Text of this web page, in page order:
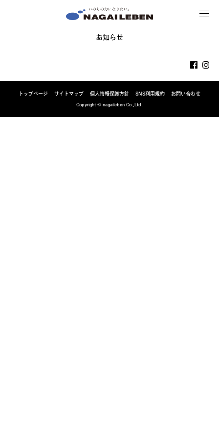
MENU
お知らせ
トップページ サイトマップ 個人情報保護方針 SNS利用規約
お問い合わせ
Copyright © nagaileben Co.,Ltd.